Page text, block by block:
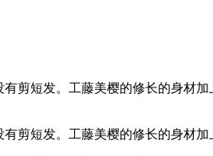
剪短发。工藤美樱的修长的身材
剪短发。工藤美樱的修长的身材